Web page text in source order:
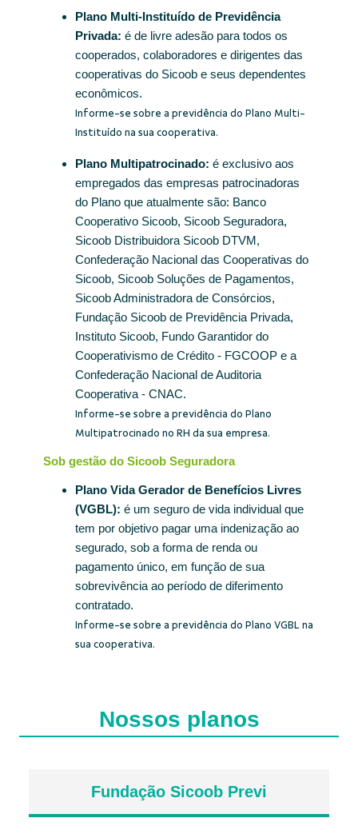
Plano Multi-Instituído de Previdência
Privada: é de livre adesão para todos os
cooperados, colaboradores e dirigentes das
cooperativas do Sicoob e seus dependentes
econômicos.
Informe-se sobre a previdência do Plano Multi-
Instituído na sua cooperativa.
Plano Multipatrocinado: é exclusivo aos
empregados das empresas patrocinadoras
do Plano que atualmente são: Banco
Cooperativo Sicoob, Sicoob Seguradora,
Sicoob Distribuidora Sicoob DTVM,
Confederação Nacional das Cooperativas do
Sicoob, Sicoob Soluções de Pagamentos,
Sicoob Administradora de Consórcios,
Fundação Sicoob de Previdência Privada,
Instituto Sicoob, Fundo Garantidor do
Cooperativismo de Crédito - FGCOOP e a
Confederação Nacional de Auditoria
Cooperativa - CNAC.
Informe-se sobre a previdência do Plano
Multipatrocinado no RH da sua empresa.
Sob gestão do Sicoob Seguradora
Plano Vida Gerador de Benefícios Livres
(VGBL): é um seguro de vida individual que
tem por objetivo pagar uma indenização ao
segurado, sob a forma de renda ou
pagamento único, em função de sua
sobrevivência ao período de diferimento
contratado.
Informe-se sobre a previdência do Plano VGBL na
sua cooperativa.
Nossos planos
Fundação Sicoob Previ